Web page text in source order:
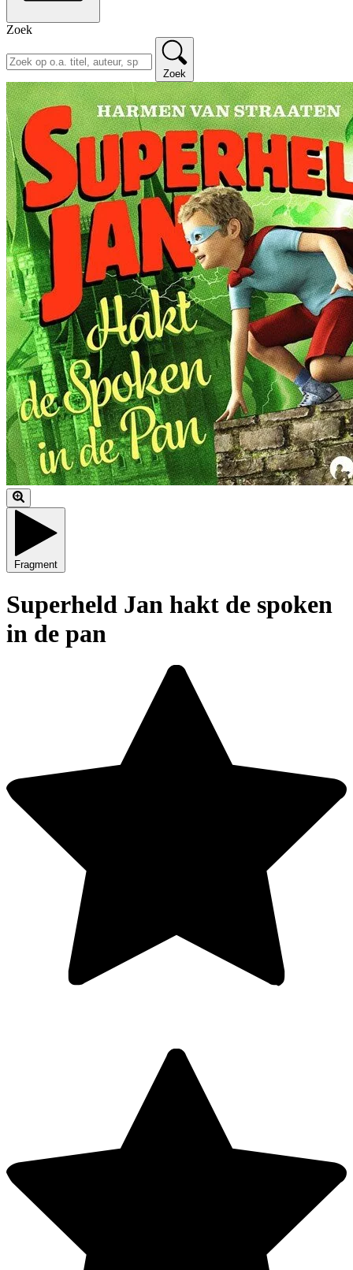
Zoek
Zoek
Fragment
Superheld Jan hakt de spoken
in de pan